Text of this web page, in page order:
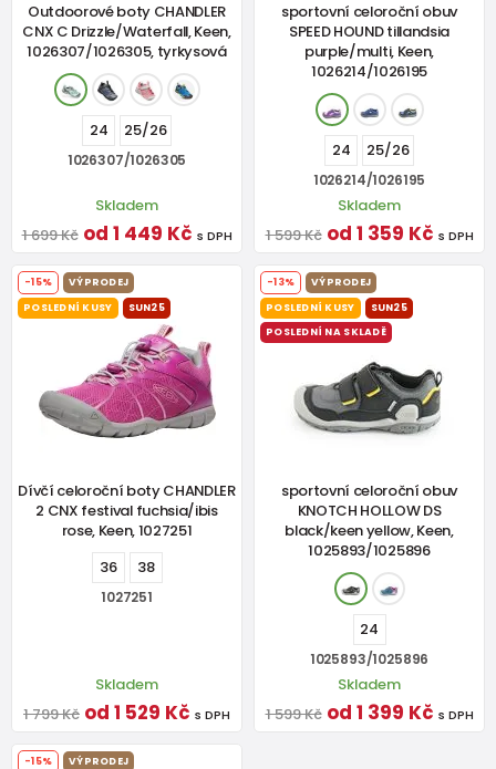
Outdoorové boty CHANDLER
CNX C Drizzle/Waterfall, Keen,
1026307/1026305, tyrkysová
24 25/26
1026307/1026305
Skladem
1 699 Kč od 1 449 Kč s DPH
sportovní celoroční obuv
SPEED HOUND tillandsia
purple/multi, Keen,
1026214/1026195
24 25/26
1026214/1026195
Skladem
1 599 Kč od 1 359 Kč s DPH
-15%
VÝPRODEJ
POSLEDNÍ KUSY
SUN25
Dívčí celoroční boty CHANDLER
2 CNX festival fuchsia/ibis
rose, Keen, 1027251
36
38
1027251
Skladem
1 799 Kč od 1 529 Kč s DPH
-13%
VÝPRODEJ
POSLEDNÍ KUSY
SUN25
POSLEDNÍ NA SKLADĚ
sportovní celoroční obuv
KNOTCH HOLLOW DS
black/keen yellow, Keen,
1025893/1025896
24
1025893/1025896
Skladem
1 599 Kč od 1 399 Kč s DPH
-15%
VÝPRODEJ